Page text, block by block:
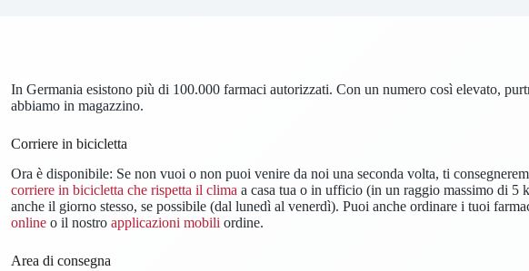
In Germania esistono più di 100.000 farmaci autorizzati. Con un numero così elevato,
abbiamo in magazzino.
Corriere in bicicletta
Ora è disponibile: Se non vuoi o non puoi venire da noi una seconda volta, ti
corriere in bicicletta che rispetta il clima a casa tua o in ufficio (in un raggio massimo di 5
anche il giorno stesso, se possibile (dal lunedì al venerdì). Puoi anche ordinare i tuoi
online o il nostro applicazioni mobili ordine.
Area di consegna